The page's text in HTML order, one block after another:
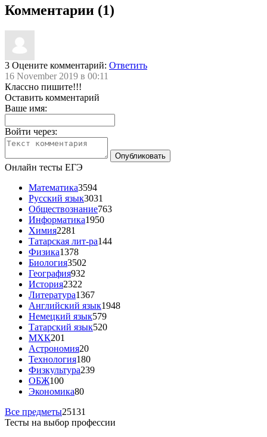
Комментарии (1)
3 Оцените комментарий: Ответить
16 November 2019 в 00:11
Классно пишите!!!
Оставить комментарий
Ваше имя:
Войти через:
Онлайн тесты ЕГЭ
Математика3594
Русский язык3031
Обществознание763
Информатика1950
Химия2281
Татарская лит-ра144
Физика1378
Биология3502
География932
История2322
Литература1367
Английский язык1948
Немецкий язык579
Татарский язык520
МХК201
Астрономия20
Технология180
Физкультура239
ОБЖ100
Экономика80
Все предметы25131
Тесты на выбор профессии